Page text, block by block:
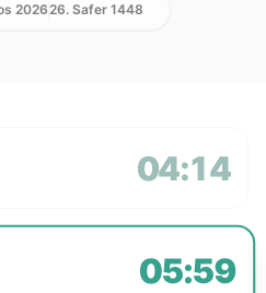
202626. Safer 1448
04:14
05:59